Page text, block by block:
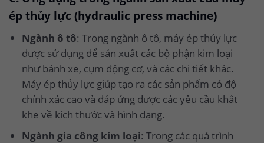
ép thủy lực (hydraulic press machine)
Ngành ô tô: Trong ngành ô tô, máy ép thủy lực
được sử dụng để sản xuất các bộ phận kim loại
như bánh xe, cụm động cơ, và các chi tiết khác.
Máy ép thủy lực giúp tạo ra các sản phẩm có độ
chính xác cao và đáp ứng được các yêu cầu khắt
khe về kích thước và hình dạng.
Ngành gia công kim loại: Trong các quá trình